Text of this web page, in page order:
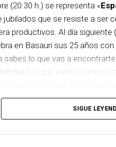
(20:30 h.) se representa «
jubilados que se resiste a ser
productivos. Al día siguiente
en Basauri sus 25 años
sabes lo que vas a
que estos cómicos
SIGUE